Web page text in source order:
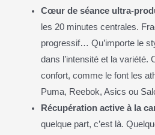
Cœur de séance ultra-
les 20 minutes centrales.
progressif… Qu’importe le
dans l’intensité et la variété.
confort, comme le font les
Puma, Reebok, Asics ou
Récupération active à la
quelque part, c’est là.